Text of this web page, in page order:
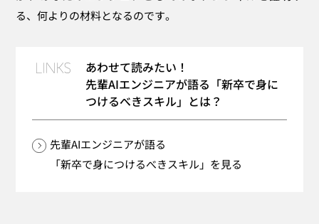
る、何よりの材料となるのです。
あわせて読みたい！
先輩AIエンジニアが語る「新卒で身に
つけるべきスキル」とは？
先輩AIエンジニアが語る
「新卒で身につけるべきスキル」を見る